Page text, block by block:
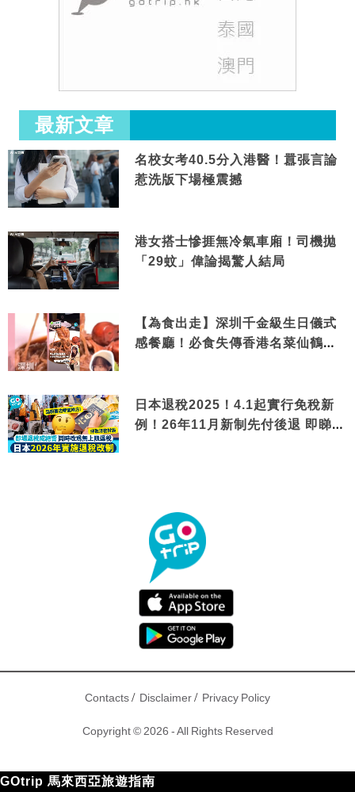
最新文章
名校女考40.5分入港醫！囂張言論
惹洗版下場極震撼
港女搭士慘捱無冷氣車廂！司機拋
「29蚊」偉論揭驚人結局
【為食出走】深圳千金級生日儀式
感餐廳！必食失傳香港名菜仙鶴神
日本退稅2025！4.1起實行免稅新
例！26年11月新制先付後退 即睇步
Contacts/ Disclaimer/ Privacy Policy
Copyright © 2026 - All Rights Reserved
GOtrip 馬來西亞旅遊指南